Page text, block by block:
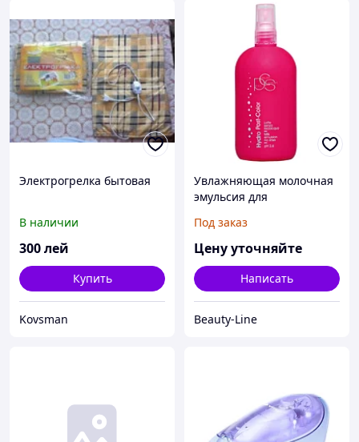
Электрогрелка бытовая
В наличии
300лей
Купить
Kovsman
Увлажняющая молочная
эмульсия для
мытья»
Под заказ
Цену уточняйте
Написать
Beauty-Line